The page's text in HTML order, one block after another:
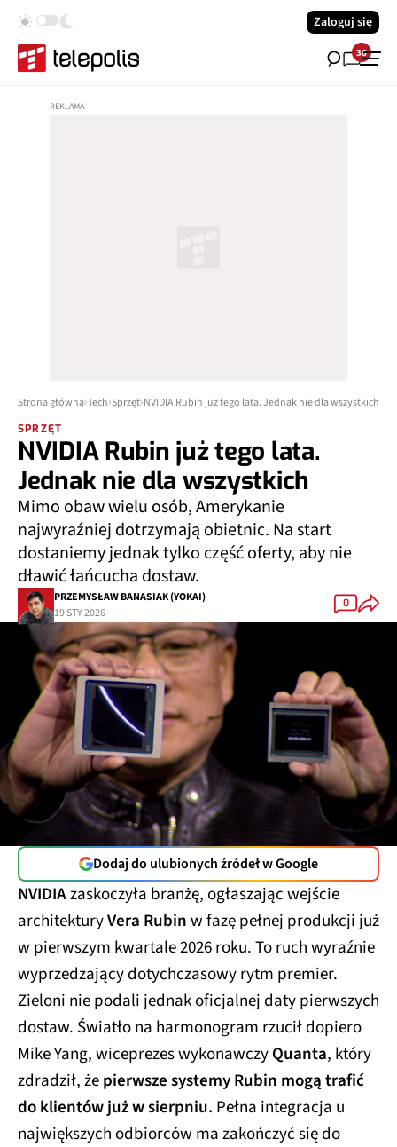
Zaloguj się
36
Strona główna Tech Sprzęt NVIDIA Rubin już tego lata. Jednak nie dla wszystkich
SPRZĘT
NVIDIA Rubin już tego lata.
Jednak nie dla wszystkich
Mimo obaw wielu osób, Amerykanie
najwyraźniej dotrzymają obietnic. Na start
dostaniemy jednak tylko część oferty, aby nie
dławić łańcucha dostaw.
PRZEMYSŁAW BANASIAK (YOKAI)
19 STY 2026
0
Dodaj do ulubionych źródeł w Google
NVIDIAzaskoczyła branżę, ogłaszając wejście
architekturyVera Rubinw fazę pełnej produkcji już
w pierwszym kwartale 2026 roku. To ruch wyraźnie
wyprzedzający dotychczasowy rytm premier.
Zieloni nie podali jednak oficjalnej daty pierwszych
dostaw. Światło na harmonogram rzucił dopiero
Mike Yang, wiceprezes wykonawczyQuanta, który
zdradził, żepierwsze systemy Rubin mogą trafić
do klientów już w sierpniu. Pełna integracja u
największych odbiorców ma zakończyć się do